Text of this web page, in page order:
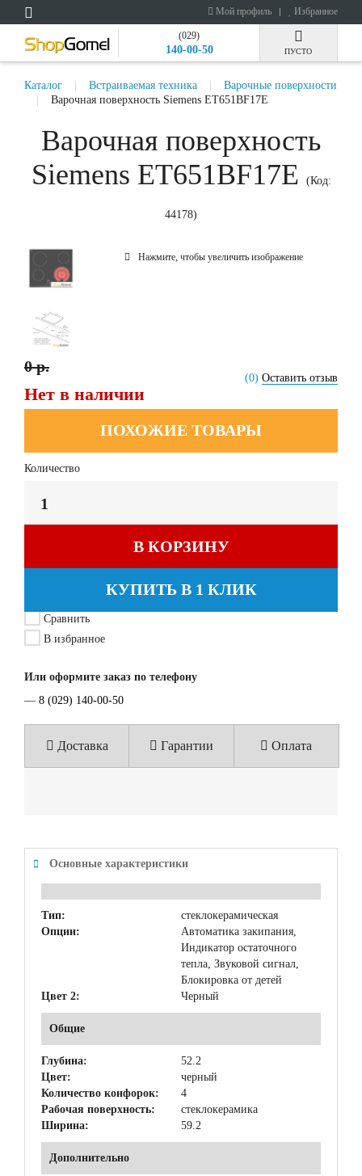
Мой профиль Избранное
(029)
140-00-50 ПУСТО
Каталог Встраиваемая техника
Варочные поверхности
Варочная поверхность Siemens ET651BF17E
Варочная поверхность
Siemens ET651BF17E
(Код:
44178)
Нажмите, чтобы увеличить изображение
(0) Оставить отзыв
0 р.
Нет в наличии
ПОХОЖИЕ ТОВАРЫ
Количество
В КОРЗИНУ
КУПИТЬ В 1 КЛИК
Сравнить
В избранное
Или оформите заказ по телефону
— 8 (029) 140-00-50
Доставка Гарантии Оплата
Основные характеристики
Тип:
стеклокерамическая
Опции:
Автоматика закипания,
Индикатор остаточного
тепла, Звуковой сигнал,
Блокировка от детей
Цвет 2:
Черный
Общие
Глубина:
52.2
Цвет:
черный
Количество конфорок:
4
Рабочая поверхность:
стеклокерамика
Ширина:
59.2
Дополнительно